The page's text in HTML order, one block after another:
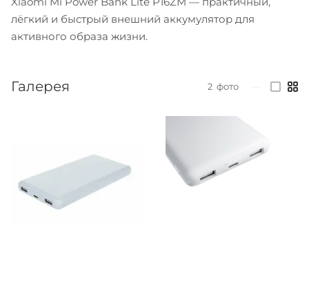
лёгкий и быстрый внешний аккумулятор для
активного образа жизни.
Галерея 2 фото